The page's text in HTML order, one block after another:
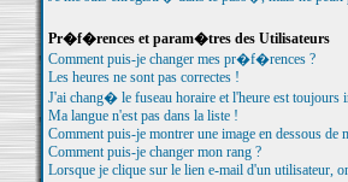
Pr�f�rences et param�tres des Utilisateurs
Comment puis-je changer mes pr�f�rences ?
Les heures ne sont pas correctes !
J'ai chang� le fuseau horaire et l'heure est toujours
Ma langue n'est pas dans la liste !
Comment puis-je montrer une image en dessous de
Comment puis-je changer mon rang ?
Lorsque je clique sur le lien e-mail d'un utilisateur,